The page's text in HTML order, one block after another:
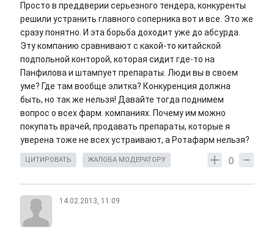
Просто в преддверии серьезного тендера, конкуренты
решили устранить главного соперника вот и все. Это же
сразу понятно. И эта борьба доходит уже до абсурда.
Эту компанию сравнивают с какой-то китайской
подпольной конторой, которая сидит где-то на
Панфилова и штампует препараты. Люди вы в своем
уме? Где там вообще элитка? Конкуренция должна
быть, но так же нельзя! Давайте тогда поднимем
вопрос о всех фарм. компаниях. Почему им можно
покупать врачей, продавать препараты, которые я
уверена тоже не всех устраивают, а Ротафарм нельзя?
0
ЦИТИРОВАТЬ ЖАЛОБА МОДЕРАТОРУ
14.02.2013, 11:09